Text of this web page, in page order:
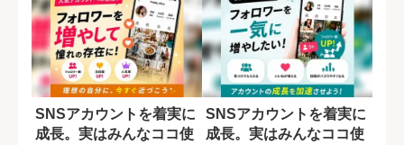
SNSアカウントを着実に
成長。実はみんなココ使
SNSアカウントを着実に
成長。実はみんなココ使